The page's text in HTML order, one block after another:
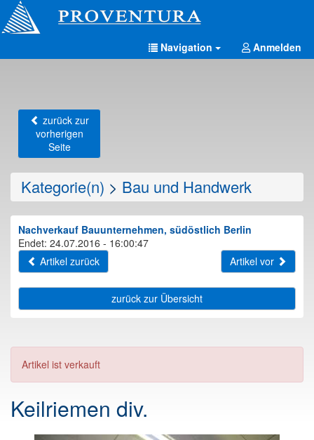
Navigation Anmelden
zurück zur
vorherigen
Seite
Kategorie(n) > Bau und Handwerk
Nachverkauf Bauunternehmen, südöstlich Berlin
Endet: 24.07.2016 - 16:00:47
Artikel zurück
Artikel vor
zurück zur Übersicht
Artikel ist verkauft
Keilriemen div.